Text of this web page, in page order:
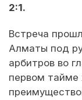
2:1.
Встреча
Алматы под
арбитров во
первом тайме